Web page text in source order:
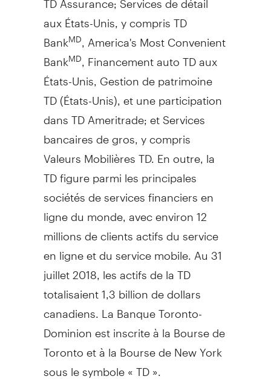
aux États-Unis, y compris TD
BankMD , America's Most Convenient
BankMD , Financement auto TD aux
États-Unis, Gestion depatrimoine
TD (États-Unis), et une participation
dans TD Ameritrade; et Services
bancaires de gros, y compris
Valeurs Mobilières TD. En outre, la
TD figure parmi les principales
sociétés de services financiers en
ligne du monde, avec environ 12
millions de clients actifs du service
en ligne et du service mobile. Au 31
juillet 2018, les actifs de la TD
totalisaient 1,3 billion de dollars
canadiens. La Banque Toronto-
Dominion est inscrite à la Bourse de
Torontoet à la Bourse deNew York
sous le symbole « TD ».